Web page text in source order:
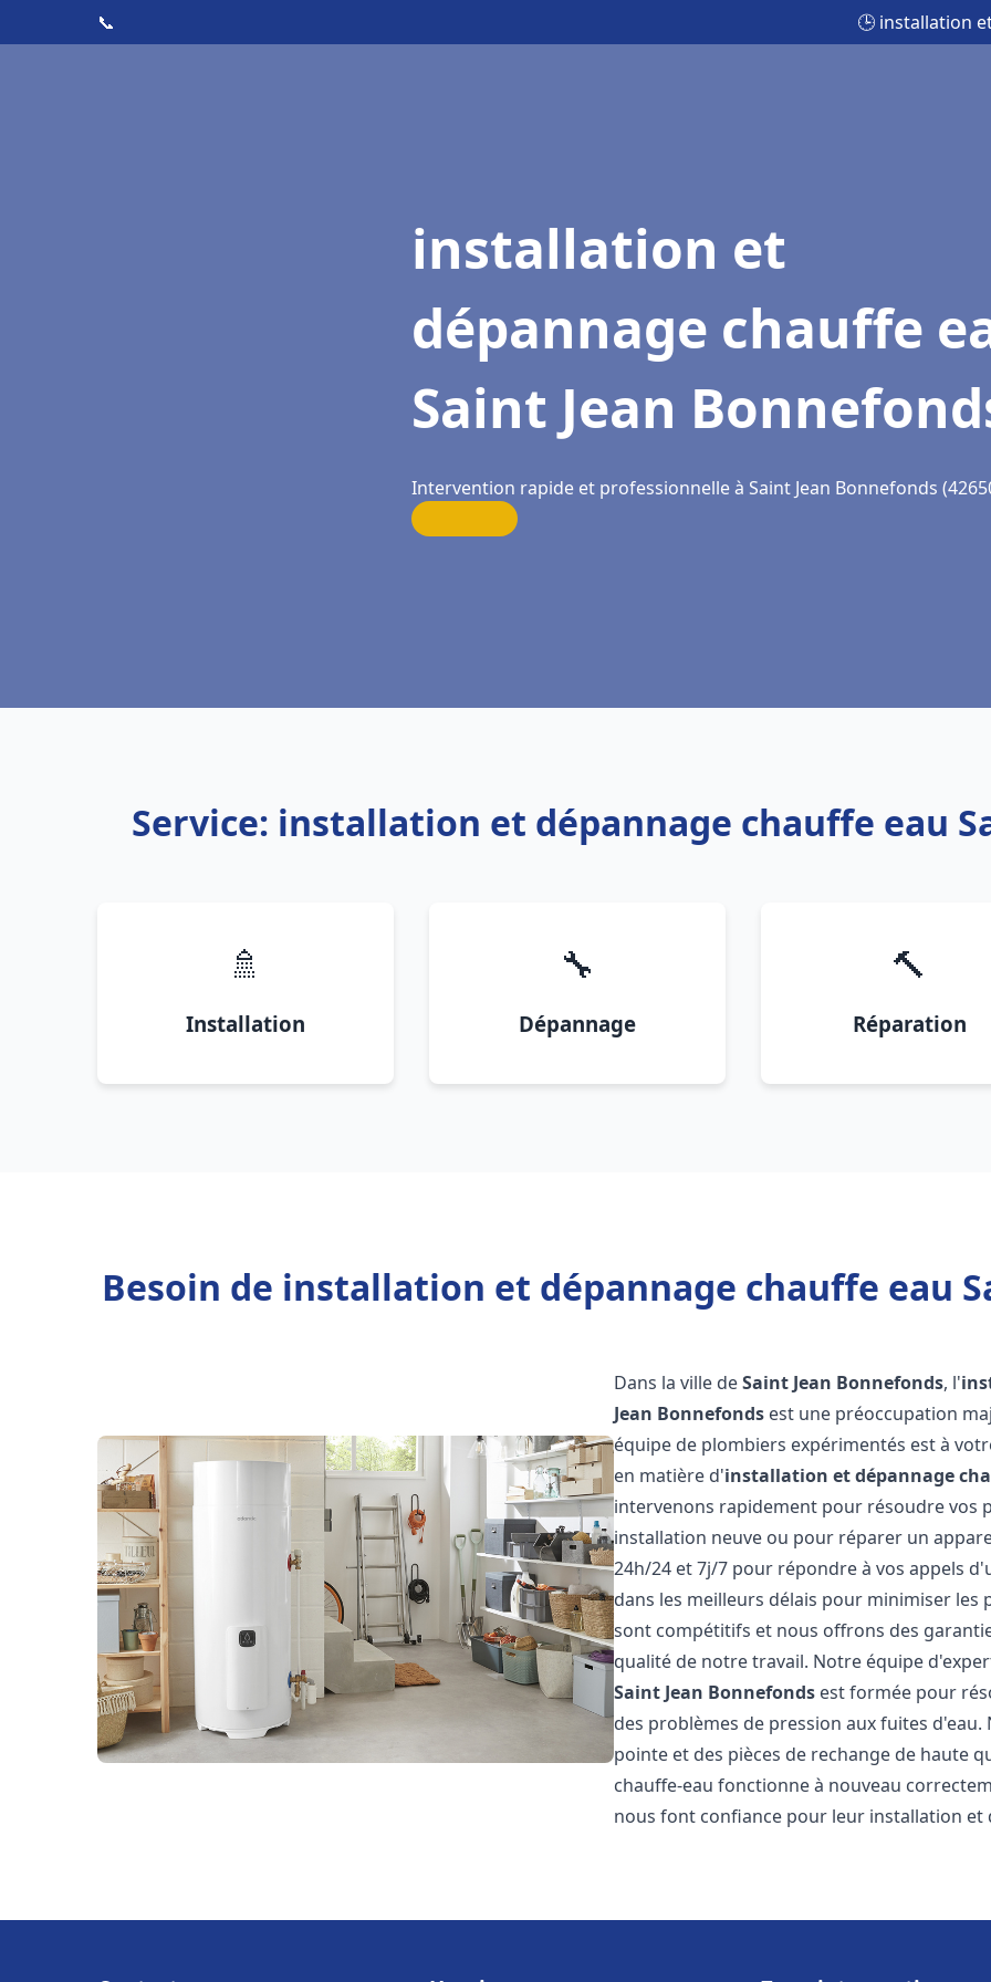
📞 🕒 installation
installation et
dépannage chauffe
Saint Jean
Intervention rapide et professionnelle à Saint Jean Bonnefonds
Service: installation et dépannage chauffe eau
🚿
Installation
🔧
Dépannage
🔨
Réparation
Besoin de installation et dépannage chauffe eau
Dans la ville deSaint Jean Bonnefonds, l'
Jean Bonnefonds est une préoccupation
équipe de plombiers expérimentés est à
en matière d'installation et dépannage
intervenons rapidement pour résoudre vos
installation neuve ou pour réparer un
24h/24 et 7j/7 pour répondre à vos appels
dans les meilleurs délais pour minimiser
sont compétitifs et nous offrons des
qualité de notre travail. Notre équipe
Saint Jean Bonnefonds est formée pour
des problèmes de pression aux fuites
pointe et des pièces de rechange de haute
chauffe-eau fonctionne à nouveau
nous font confiance pour leur installation et